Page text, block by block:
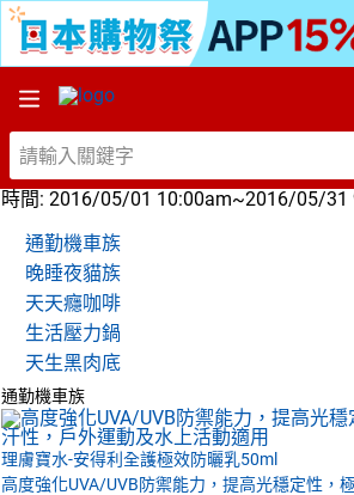
時間: 2016/05/01 10:00am~2016/05/31
通勤機車族
晚睡夜貓族
天天癮咖啡
生活壓力鍋
天生黑肉底
通勤機車族
理膚寶水-安得利全護極效防曬乳50ml
高度強化UVA/UVB防禦能力，提高光穩定性，